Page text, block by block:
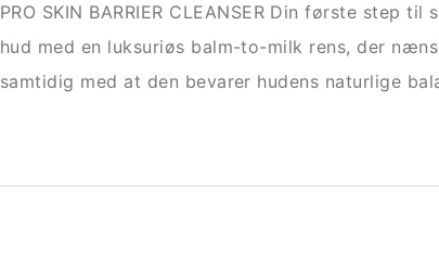
PRO SKIN BARRIER CLEANSER Din første step
hud med en luksuriøs balm-to-milk rens, der
samtidig med at den bevarer hudens naturlige